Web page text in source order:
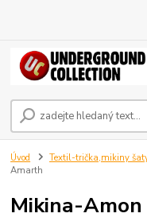
Úvod Textil-trička,mikiny
Amarth
Mikina-